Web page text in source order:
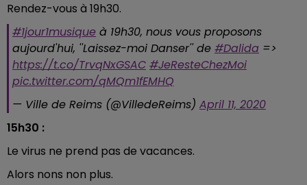
Rendez-vous à 19h30.
#1jour1musique à 19h30, nous vous proposons
aujourd'hui, ''Laissez-moi Danser'' de #Dalida =>
https://t.co/TrvqNxGSAC #JeResteChezMoi
pic.twitter.com/qMQm1fEMHQ
— Ville de Reims (@VilledeReims) April 11, 2020
15h30 :
Le virus ne prend pas de vacances.
Alors nons non plus.